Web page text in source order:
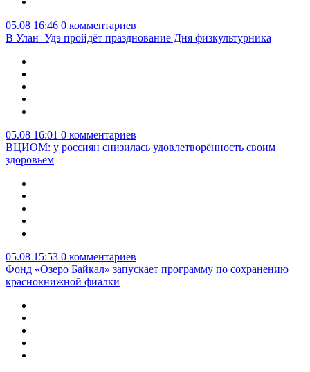
05.08 16:46 0 комментариев
В Улан–Удэ пройдёт празднование Дня физкультурника
05.08 16:01 0 комментариев
ВЦИОМ: у россиян снизилась удовлетворённость своим
здоровьем
05.08 15:53 0 комментариев
Фонд «Озеро Байкал» запускает программу по сохранению
краснокнижной фиалки